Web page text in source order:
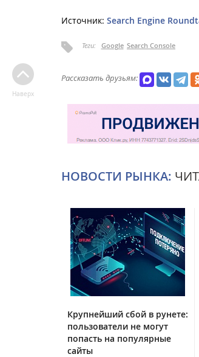
Источник: Search Engine
Теги: Google Search Console
Рассказать друзьям:
НОВОСТИ РЫНКА:
Крупнейший сбой в рунете:
пользователи не могут
попасть на популярные
сайты
Наверх